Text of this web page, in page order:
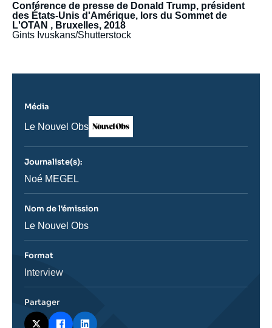
Conférence de presse de Donald Trump, président
des États-Unis d'Amérique, lors du Sommet de
L'OTAN , Bruxelles, 2018
Gints Ivuskans/Shutterstock
Média
Nom
journal,
ou
émission
Le Nouvel Obs
Journaliste(s):
Journaliste
Noé MEGEL
Nom de l'émission
Nom
Le Nouvel Obs
Format
Catégorie
Interview
Partager